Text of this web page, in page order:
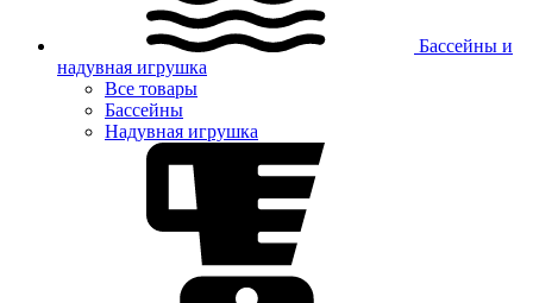
Бассейны и
надувная игрушка
Все товары
Бассейны
Надувная игрушка